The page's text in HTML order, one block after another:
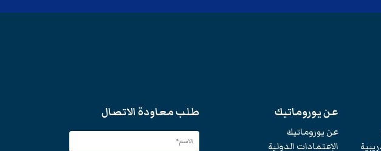
عن يوروماتيك
عن يوروماتيك
الإعتمادات الدولية
طلب معاودة الاتصال